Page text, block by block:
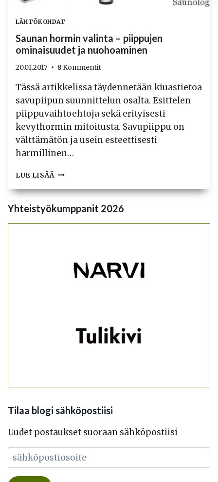
LÄHTÖKOHDAT
Saunan hormin valinta – piippujen
ominaisuudet ja nuohoaminen
20.01.2017 8 Kommentit
Tässä artikkelissa täydennetään kiuastietoa
savupiipun suunnittelun osalta. Esittelen
piippuvaihtoehtoja sekä erityisesti
kevythormin mitoitusta. Savupiippu on
välttämätön ja usein esteettisesti
harmillinen…
LUE LISÄÄ SAUNAN
VALINTA
PIIPPUJEN
OMINAISUUDET
Yhteistyökumppanit 2026
Tilaa blogi sähköpostiisi
Uudet postaukset suoraan sähköpostiisi